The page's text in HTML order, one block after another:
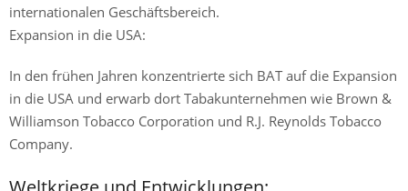
internationalen Geschäftsbereich.
Expansion in die USA:
In den frühen Jahren konzentrierte sich BAT auf die Expansion
in die USA und erwarb dort Tabakunternehmen wie Brown &
Williamson Tobacco Corporation und R.J. Reynolds Tobacco
Company.